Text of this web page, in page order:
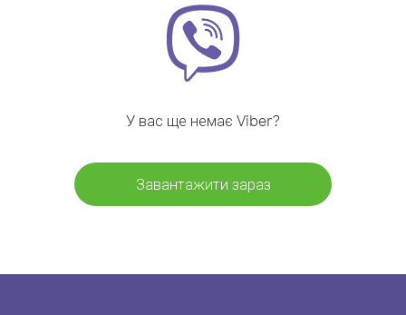
У вас ще немає Viber?
Завантажити зараз